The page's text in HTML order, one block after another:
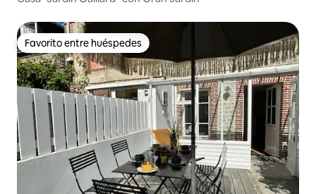
Favorito entre huéspedes
Favorito entre huéspedes